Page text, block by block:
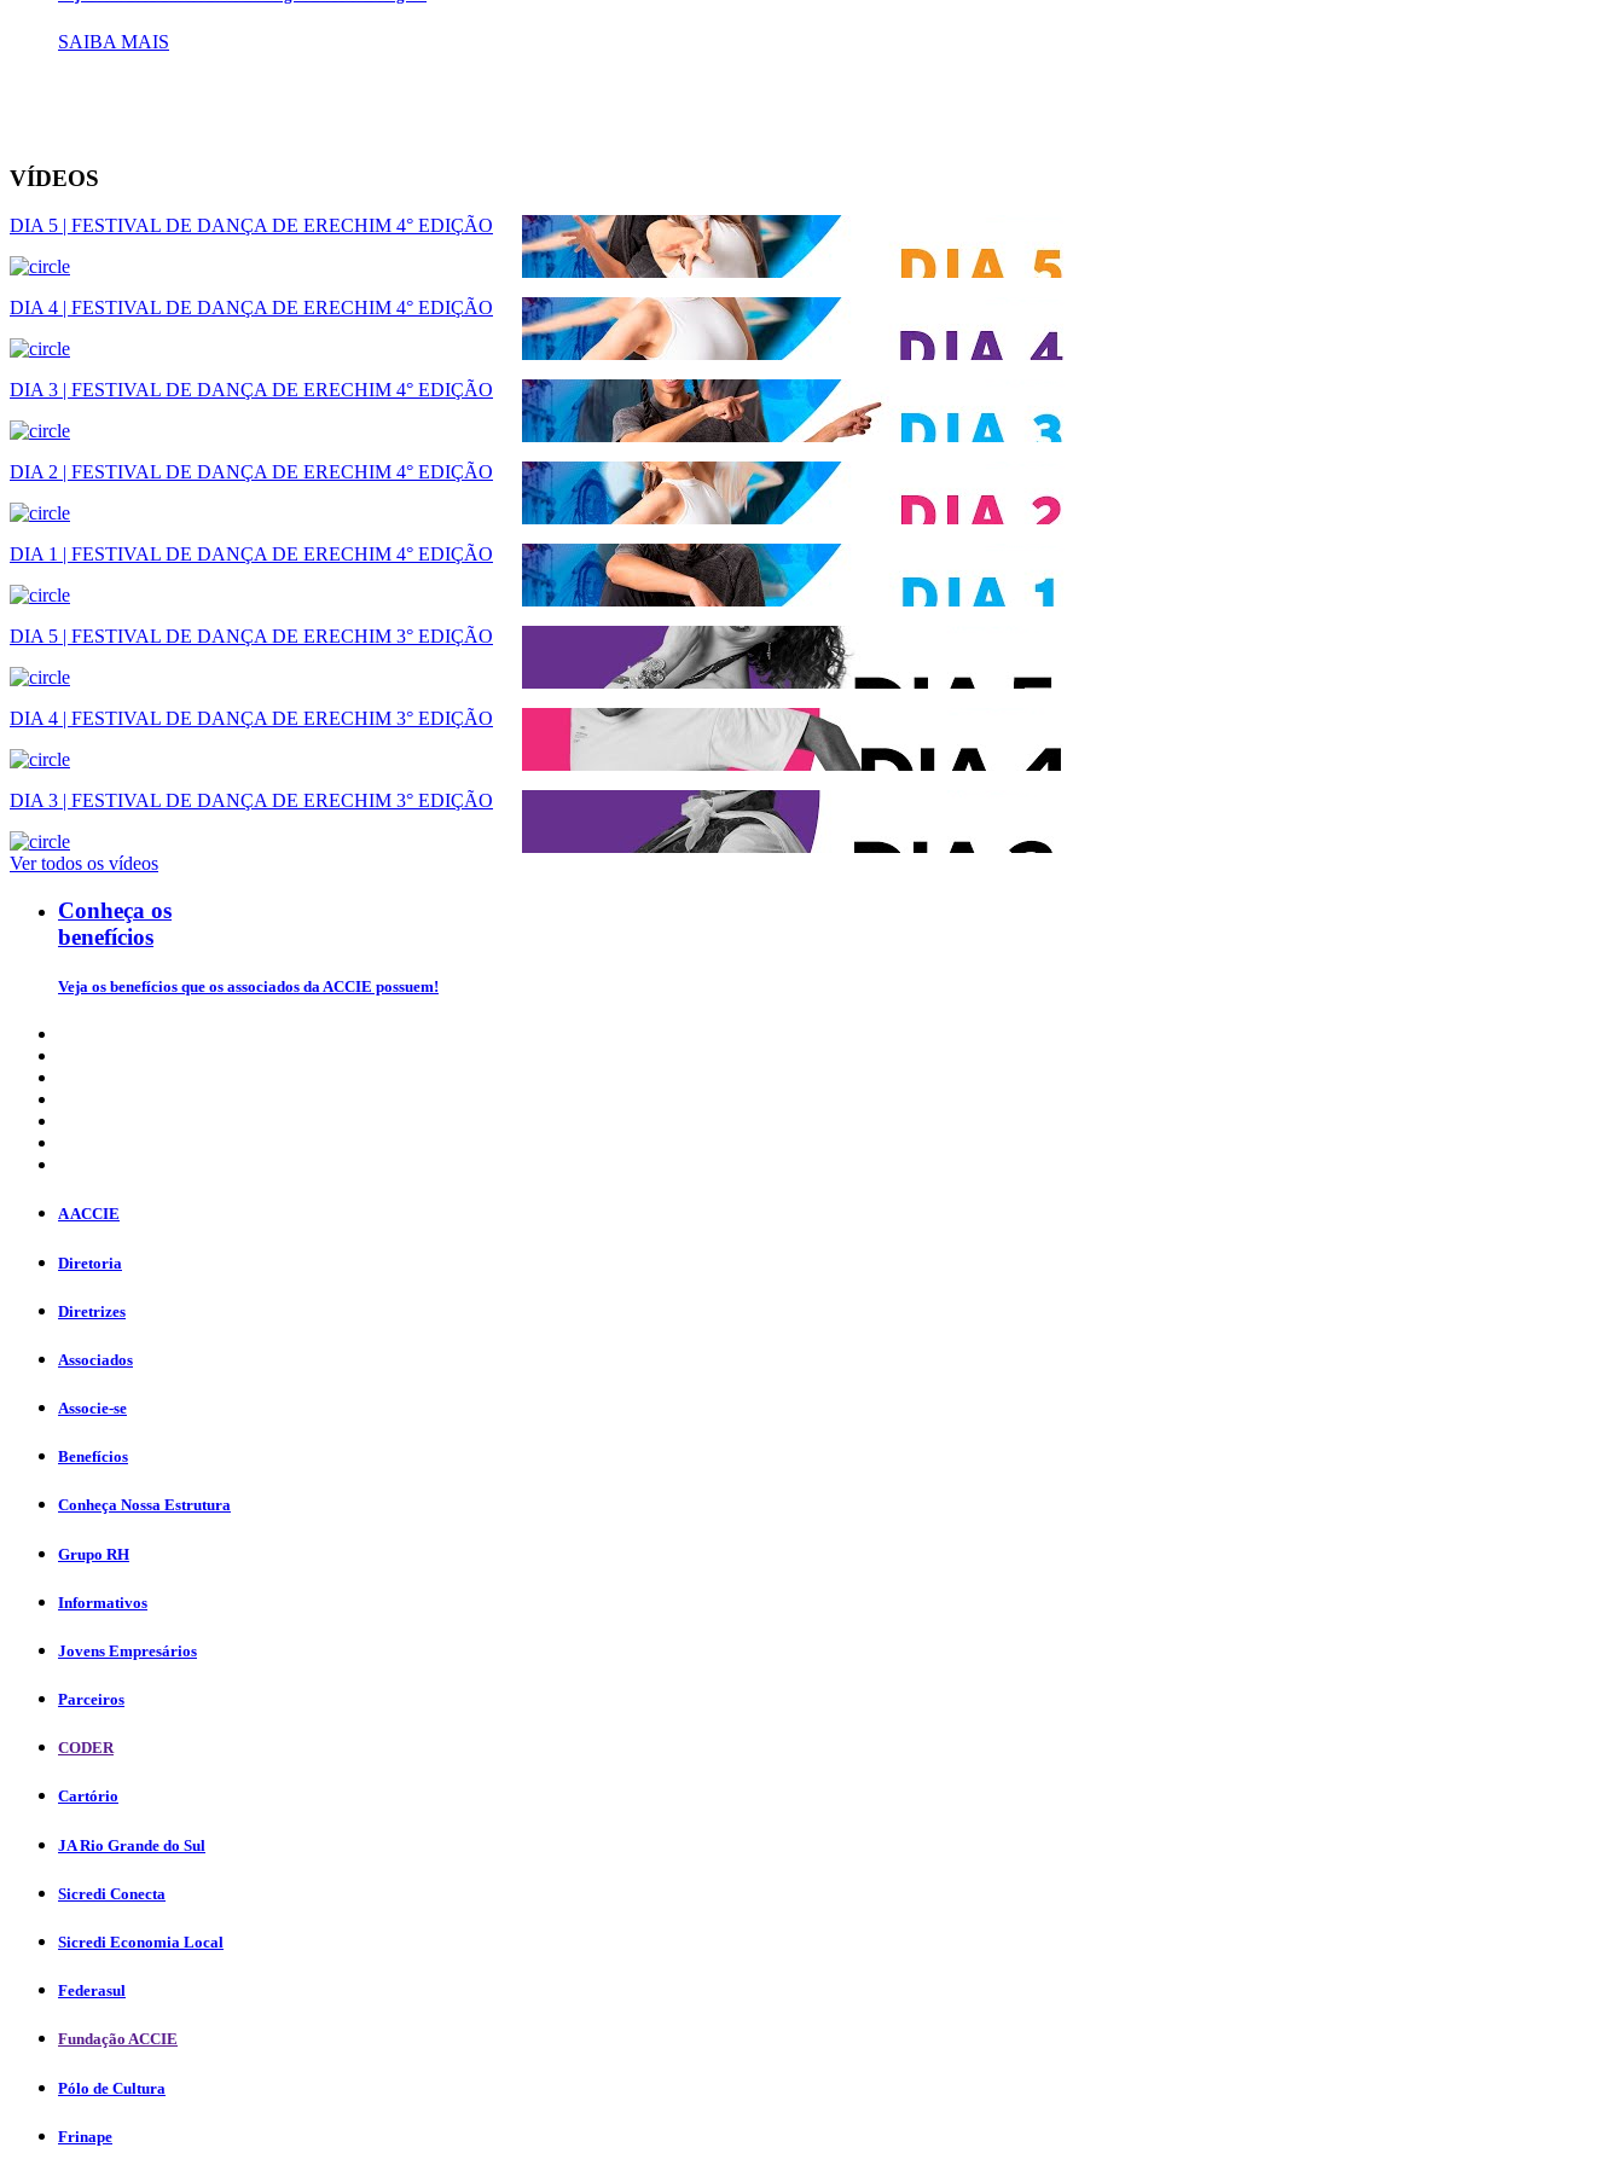
SAIBA MAIS
VÍDEOS
DIA 5 | FESTIVAL DE DANÇA DE ERECHIM 4° EDIÇÃO
DIA 4 | FESTIVAL DE DANÇA DE ERECHIM 4° EDIÇÃO
DIA 3 | FESTIVAL DE DANÇA DE ERECHIM 4° EDIÇÃO
DIA 2 | FESTIVAL DE DANÇA DE ERECHIM 4° EDIÇÃO
DIA 1 | FESTIVAL DE DANÇA DE ERECHIM 4° EDIÇÃO
DIA 5 | FESTIVAL DE DANÇA DE ERECHIM 3° EDIÇÃO
DIA 4 | FESTIVAL DE DANÇA DE ERECHIM 3° EDIÇÃO
DIA 3 | FESTIVAL DE DANÇA DE ERECHIM 3° EDIÇÃO
Ver todos os vídeos
Conheça os
benefícios
Veja os benefícios que os associados da ACCIE possuem!
A ACCIE
Diretoria
Diretrizes
Associados
Associe-se
Benefícios
Conheça Nossa Estrutura
Grupo RH
Informativos
Jovens Empresários
Parceiros
CODER
Cartório
JA Rio Grande do Sul
Sicredi Conecta
Sicredi Economia Local
Federasul
Fundação ACCIE
Pólo de Cultura
Frinape